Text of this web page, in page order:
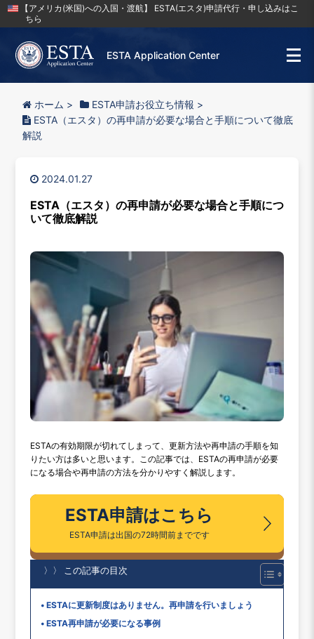
【アメリカ(米国)への入国・渡航】 ESTA(エスタ)申請代行・申し込みはこ
ちら
ESTA Application Center
ホーム > ESTA申請お役立ち情報 >
ESTA（エスタ）の再申請が必要な場合と手順について徹底
解説
2024.01.27
ESTA（エスタ）の再申請が必要な場合と手順につ
いて徹底解説
ESTAの有効期限が切れてしまって、更新方法や再申請の手順を知
りたい方は多いと思います。この記事では、ESTAの再申請が必要
になる場合や再申請の方法を分かりやすく解説します。
ESTA申請はこちら
ESTA申請は出国の72時間前までです
〉〉 この記事の目次
ESTAに更新制度はありません。再申請を行いましょう
ESTA再申請が必要になる事例